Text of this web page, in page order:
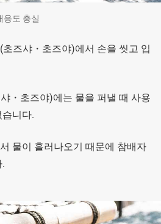
응도 충실
즈샤・초즈야)에서 손을 씻고 입
・초즈야)에는 물을 퍼낼 때 사용
니다.
물이 흘러나오기 때문에 참배자